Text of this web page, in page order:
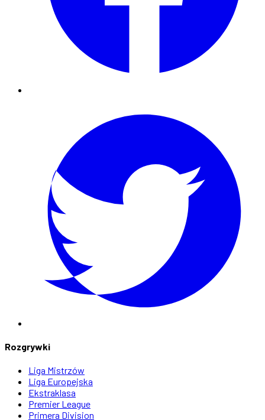
Rozgrywki
Liga Mistrzów
Liga Europejska
Ekstraklasa
Premier League
Primera Division